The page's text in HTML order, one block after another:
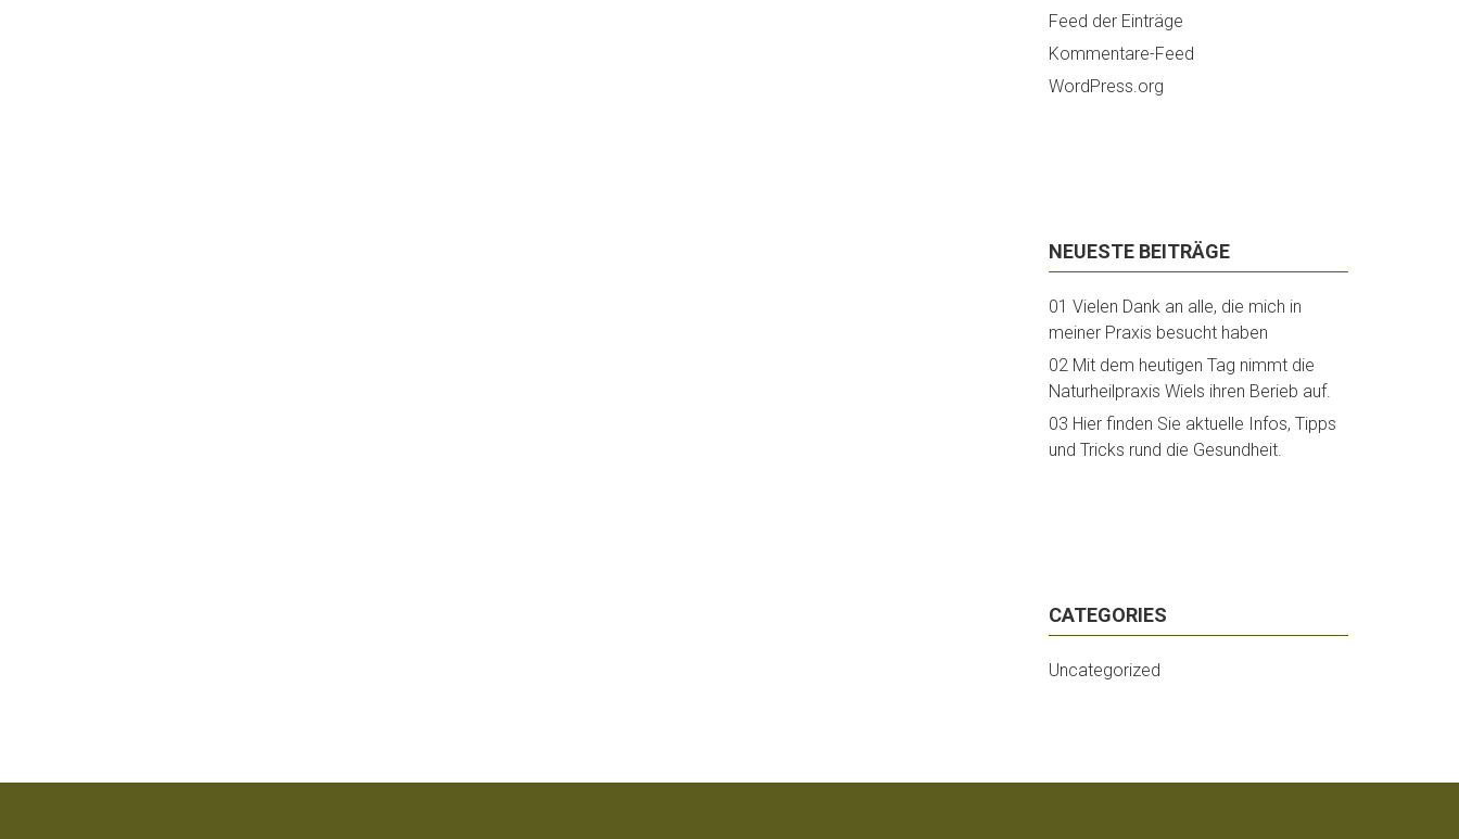
Feed der Einträge
Kommentare-Feed
WordPress.org
NEUESTE BEITRÄGE
01 Vielen Dank an alle, die mich in
meiner Praxis besucht haben
02 Mit dem heutigen Tag nimmt die
Naturheilpraxis Wiels ihren Berieb auf.
03 Hier finden Sie aktuelle Infos, Tipps
und Tricks rund die Gesundheit.
CATEGORIES
Uncategorized